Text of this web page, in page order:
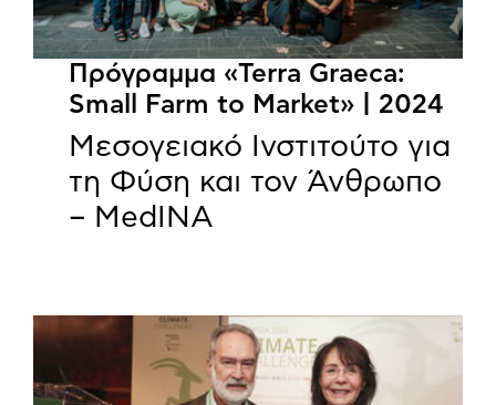
Πρόγραμμα «Terra Graeca:
Small Farm to Market» | 2024
Μεσογειακό Ινστιτούτο για
τη Φύση και τον Άνθρωπο
– MedINA